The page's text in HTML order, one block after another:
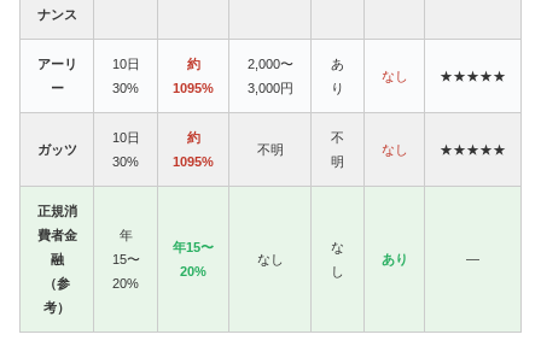
ナンス
アーリ
ー
10日
30%
約
1095%
2,000〜
3,000円
あ
り
なし ★★★★★
ガッツ
10日
30%
約
1095%
不明
不
明
なし ★★★★★
正規消
費者金
融
（参
考）
年
15〜
20%
年15〜
20%
なし
な
し
あり —